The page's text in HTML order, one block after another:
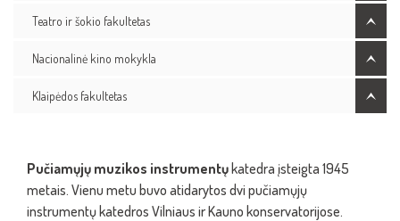
Teatro ir šokio fakultetas
Nacionalinė kino mokykla
Klaipėdos fakultetas
Pučiamųjų muzikos instrumentų katedra įsteigta 1945
metais. Vienu metu buvo atidarytos dvi pučiamųjų
instrumentų katedros Vilniaus ir Kauno konservatorijose.